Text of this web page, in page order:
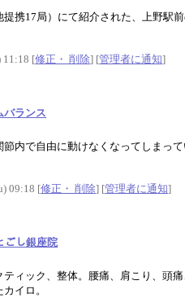
提携17局）にて紹介された、上野駅
11:18 [修正・ 削除] [管理者に通知]
ランス
節内で自由に動けなくなってしまっ
09:18 [修正・ 削除] [管理者に通知]
ごし銀座院
ティック、整体。腰痛、肩こり、頭
イロ。